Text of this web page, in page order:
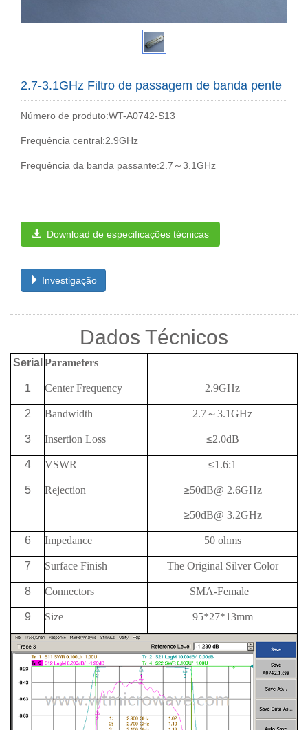
2.7-3.1GHz Filtro de passagem de banda pente
Número de produto:WT-A0742-S13
Frequência central:2.9GHz
Frequência da banda passante:2.7～3.1GHz
Download de especificações técnicas
Investigação
Dados Técnicos
Serial Parameters
1 Center Frequency 2.9GHz
2 Bandwidth 2.7～3.1GHz
3 Insertion Loss ≤2.0dB
4 VSWR ≤1.6:1
5 Rejection ≥50dB@ 2.6GHz
≥50dB@ 3.2GHz
6 Impedance 50 ohms
7 Surface Finish The Original Silver Color
8 Connectors SMA-Female
9 Size 95*27*13mm